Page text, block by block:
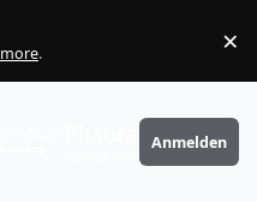
. ×
PhantaFriends.de
Anmelden